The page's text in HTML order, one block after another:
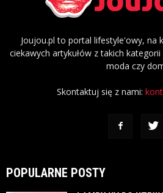
Joujou.pl to portal lifestyle'owy, na
ciekawych artykułów z takich
moda czy
Skontaktuj się z nami:
POPULARNE POSTY